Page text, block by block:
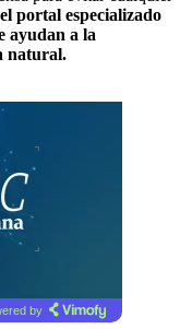
portal especializado
ayudan a la
natural.
by